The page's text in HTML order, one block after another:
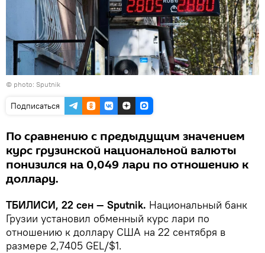
© photo: Sputnik
Подписаться
По сравнению с предыдущим значением
курс грузинской национальной валюты
понизился на 0,049 лари по отношению к
доллару.
ТБИЛИСИ, 22 сен — Sputnik. Национальный банк
Грузии установил обменный курс лари по
отношению к доллару США на 22 сентября в
размере 2,7405 GEL/$1.